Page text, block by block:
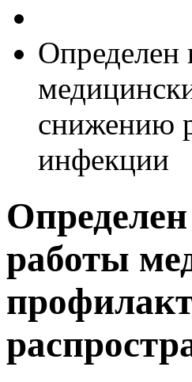
Определен
снижению
инфекции
работы